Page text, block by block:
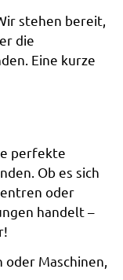
stehen bereit,
die
Eine kurze
perfekte
Ob es sich
oder
handelt –
oder Maschinen,